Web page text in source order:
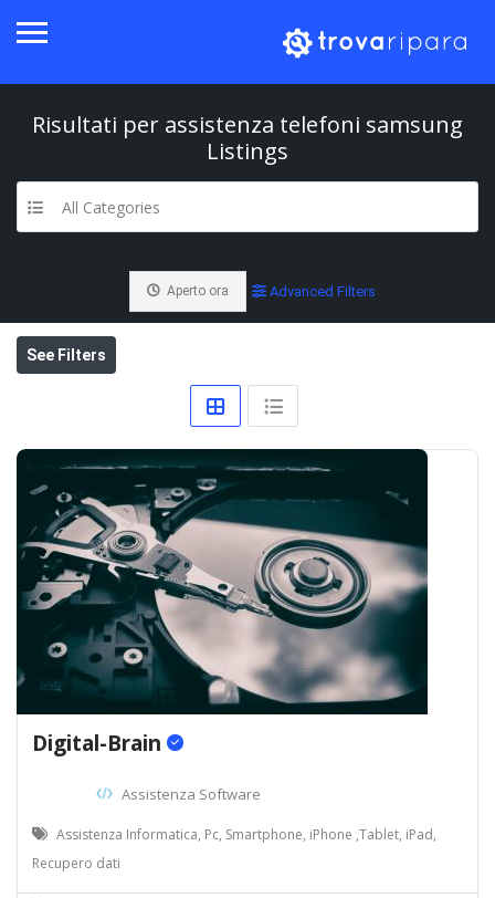
Risultati per assistenza telefoni samsung
Listings
All Categories
Aperto ora Advanced Filters
See Filters
Digital-Brain
Assistenza Software
Assistenza Informatica, Pc, Smartphone, iPhone ,Tablet, iPad,
Recupero dati